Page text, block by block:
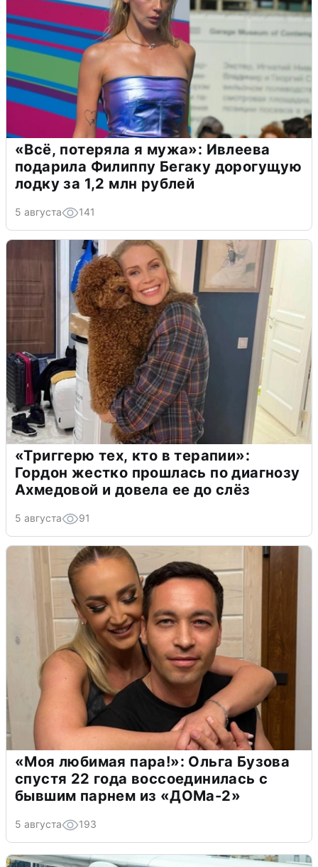
«Всё, потеряла я мужа»: Ивлеева
подарила Филиппу Бегаку дорогущую
лодку за 1,2 млн рублей
5 августа 141
«Триггерю тех, кто в терапии»:
Гордон жестко прошлась по диагнозу
Ахмедовой и довела ее до слёз
5 августа 91
«Моя любимая пара!»: Ольга Бузова
спустя 22 года воссоединилась с
бывшим парнем из «ДОМа-2»
5 августа 193